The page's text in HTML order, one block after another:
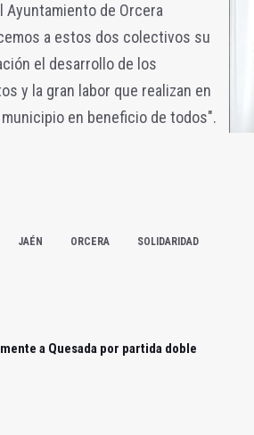
Ayuntamiento de Orcera
a estos dos colectivos su
el desarrollo de los
y la gran labor que realizan en
en beneficio de todos".
JAÉN ORCERA SOLIDARIDAD
a Quesada por partida doble